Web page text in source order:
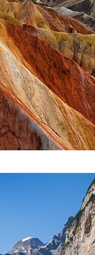
觉得自己仿佛置
到惊奇。还有一
造，则塔楼将被